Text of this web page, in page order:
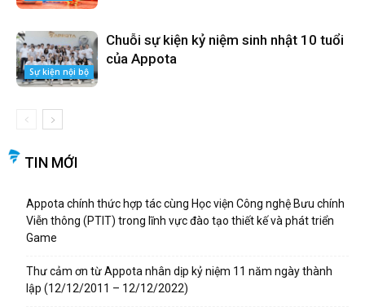
Sự kiện nội bộ
Chuỗi sự kiện kỷ niệm sinh nhật 10 tuổi
của Appota
TIN MỚI
Appota chính thức hợp tác cùng Học viện Công nghệ Bưu chính
Viễn thông (PTIT) trong lĩnh vực đào tạo thiết kế và phát triển
Game
Thư cảm ơn từ Appota nhân dịp kỷ niệm 11 năm ngày thành
lập (12/12/2011 – 12/12/2022)